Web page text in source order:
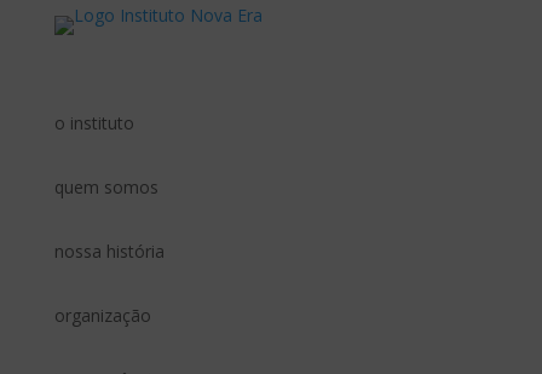
o instituto
quem somos
nossa história
organização